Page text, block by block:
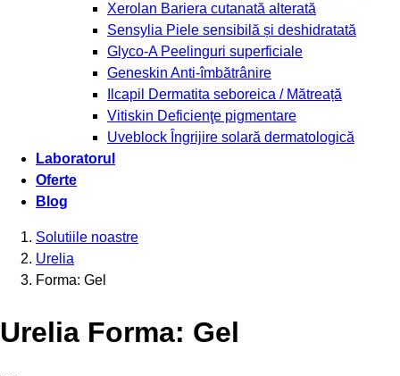
Xerolan Bariera cutanată alterată
Sensylia Piele sensibilă și deshidratată
Glyco-A Peelinguri superficiale
Geneskin Anti-îmbătrânire
Ilcapil
Dermatita seboreica / Mătreață
Vitiskin Deficienţe pigmentare
Uveblock Îngrijire solară dermatologică
Laboratorul
Oferte
Blog
Solutiile noastre
Urelia
Forma: Gel
Urelia Forma: Gel